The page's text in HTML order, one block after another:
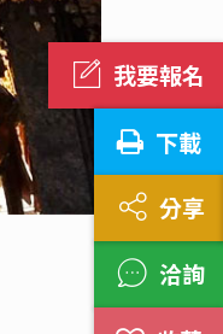
我要報名
下載
分享
洽詢